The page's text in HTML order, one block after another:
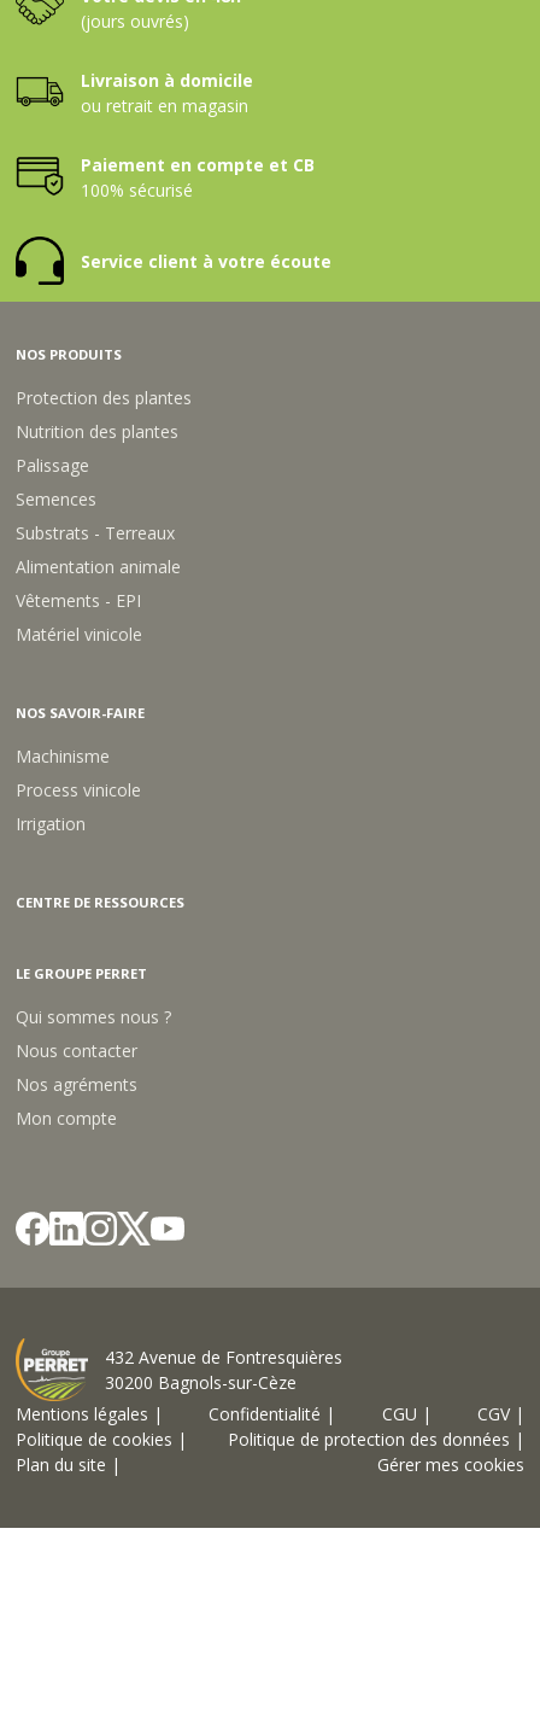
(jours ouvrés)
Livraison à domicile
ou retrait en magasin
Paiement en compte et CB
100% sécurisé
Service client à votre écoute
NOS PRODUITS
Protection des plantes
Nutrition des plantes
Palissage
Semences
Substrats - Terreaux
Alimentation animale
Vêtements - EPI
Matériel vinicole
NOS SAVOIR-FAIRE
Machinisme
Process vinicole
Irrigation
CENTRE DE RESSOURCES
LE GROUPE PERRET
Qui sommes nous ?
Nous contacter
Nos agréments
Mon compte
432 Avenue de Fontresquières
30200 Bagnols-sur-Cèze
Mentions légales |
Confidentialité | CGU |
CGV |
Politique de cookies |
Politique de protection des données |
Plan du site |
Gérer mes cookies